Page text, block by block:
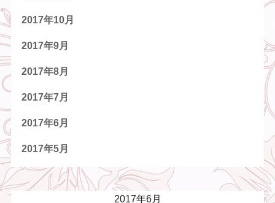
2017年10月
2017年9月
2017年8月
2017年7月
2017年6月
2017年5月
2017年6月